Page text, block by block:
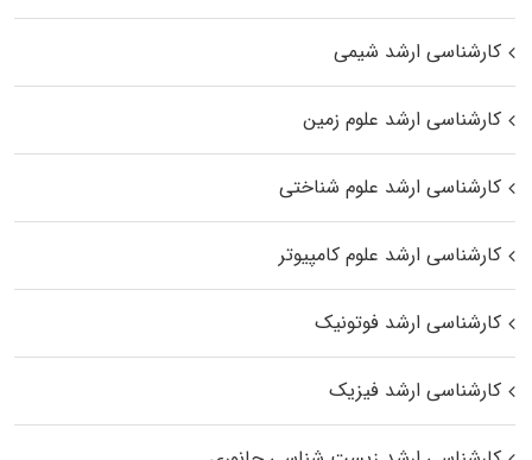
کارشناسی ارشد شیمی
کارشناسی ارشد علوم زمین
کارشناسی ارشد علوم شناختی
کارشناسی ارشد علوم کامپیوتر
کارشناسی ارشد فوتونیک
کارشناسی ارشد فیزیک